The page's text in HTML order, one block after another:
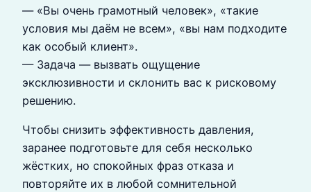
— «Вы очень грамотный человек», «такие
условия мы даём не всем», «вы нам подходите
как особый клиент».
— Задача — вызвать ощущение
эксклюзивности и склонить вас к рисковому
решению.
Чтобы снизить эффективность давления,
заранее подготовьте для себя несколько
жёстких, но спокойных фраз отказа и
повторяйте их в любой сомнительной